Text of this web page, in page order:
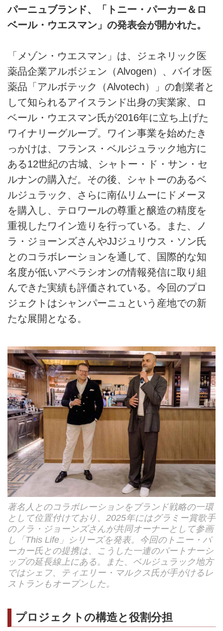
パーニュブランド、「トニー・パーカー＆ロ
ベール・ウエスマン」の発表会が開かれた。
「メゾン・ウエスマン」は、ジェネリック医
薬品企業アルボジェン（Alvogen）、バイオ医
薬品「アルボテック（Alvotech）」の創業者と
して知られるアイスランド出身の実業家、ロ
ベール・ウエスマン氏が2016年に立ち上げた
ワイナリーグループ。ワイン事業を始めたき
っかけは、フランス・ベルジュラック地方に
ある12世紀の古城、シャトー・ド・サン・セ
ルナンの購入だ。その後、シャトーのあるベ
ルジュラック、さらに南仏リムーにドメーヌ
を購入し、テロワールの尊重と醸造の精度を
重視したワイン造りを行っている。また、ノ
ラ・ジョーンズさんやJJジュリウス・ソン氏
とのコラボレーションを通して、国際的な知
名度が低いアペラシオンの情報発信に取り組
んできた実績も評価されている。今回のプロ
ジェクトはシャンパーニュという産地での新
たな展開となる。
著名人とのコラボレーションをブランド戦略の一環
として位置付けており、2025年にはグラミー賞歌手
のノラ・ジョーンズさんが共同オーナーとして参画
し「This Life」シリーズを発表。今回のトニー・パ
ーカー氏との提携は、こうした一連のパートナーシ
ップの延長線上にある。また、ベルジュラック地方
ではシェフ、ティエリー・マルクス氏が手がけるレ
ストランもオープンした。
プロジェクトの構造と役割分担